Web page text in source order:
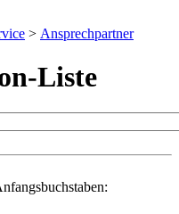
> Ansprechpartner
Liste